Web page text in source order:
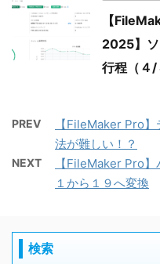
【
2025】
行程（４/
PREV
【FileMaker Pro
法が難しい！？
NEXT
【FileMaker Pro
１から１９へ変換
検索